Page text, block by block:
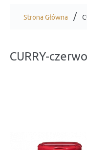
Strona Główna
CURRY-